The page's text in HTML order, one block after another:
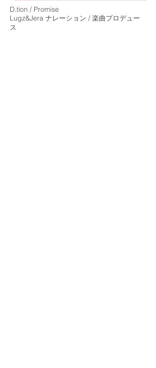
D.tion / Promise
Lugz&Jera ナレーション / 楽曲プロデュー
ス